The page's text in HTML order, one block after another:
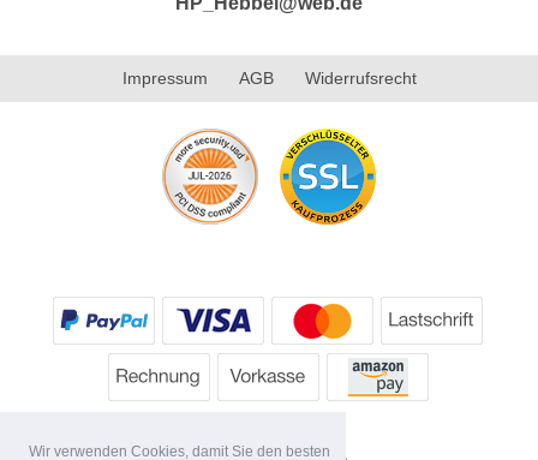
Wir verwenden Cookies, damit Sie den besten
Impressum AGB Widerrufsrecht